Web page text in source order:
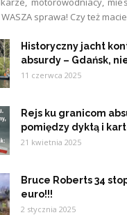
sprawa! Czy też
Historyczny jacht
absurdy – Gdańsk,
11 czerwca 2025
Rejs ku granicom
pomiędzy dyktą i
21 kwietnia 2025
Bruce Roberts 34
euro!!!
2 stycznia 2025